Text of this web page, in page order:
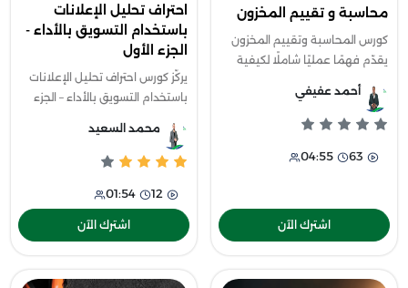
محاسبة و تقييم المخزون
كورس المحاسبة وتقييم المخزون
يقدّم فهمًا عمليًا شاملًا لكيفية
الأعمال المختلفة، حيث يبدأ بشرح
أساسيات المخزون ودوره في دعم
أحمد عفيفي
63
04:55
اشترك الآن
احتراف تحليل الإعلانات
باستخدام التسويق بالأداء -
الجزء الأول
يركّز كورس احتراف تحليل الإعلانات
باستخدام التسويق بالأداء – الجزء
لربحية الحملات الإعلانية واتخاذ
قرارات مبنية على الأرق
محمد السعيد
12
01:54
اشترك الآن